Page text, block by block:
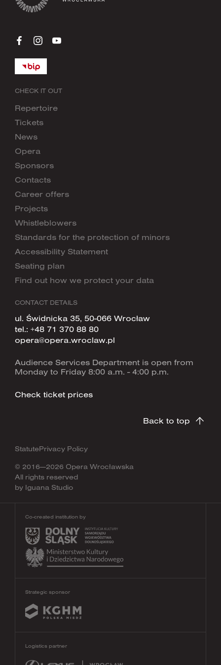
CHECK IT OUT
Repertoire
Tickets
News
Opera
Sponsors
Contacts
Career offers
Projects
Whistleblowers
Standards for the protection of minors
Accessibility Statement
Seating plan
Find out how we protect your data
CONTACT DETAILS
ul. Świdnicka 35, 50-066 Wrocław
tel.: +48 71 370 88 80
opera@opera.wroclaw.pl
Audience Services Department is open from
Monday to Friday 8:00 a.m. - 4:00 p.m.
Check ticket prices
Back to top
© 2016—2026 Opera Wrocławska
All rights reserved
by Iguana Studio
StatutePrivacy Policy
Co-created institution by
Strategic sponsor
Logistics partner